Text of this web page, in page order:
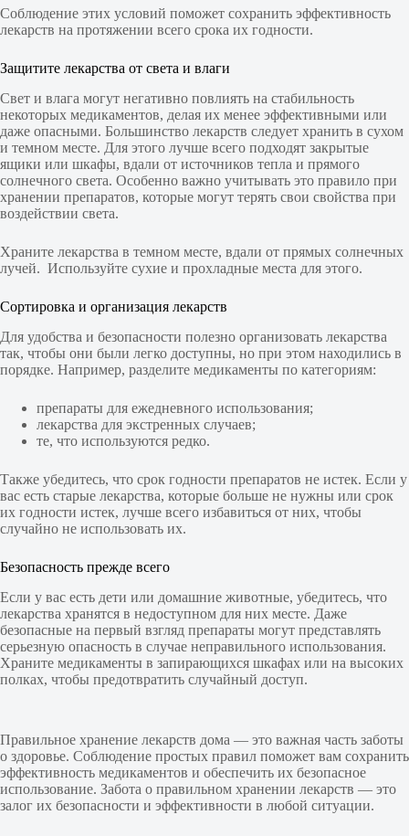
Соблюдение этих условий поможет сохранить эффективность
лекарств на протяжении всего срока их годности.
Защитите лекарства от света и влаги
Свет и влага могут негативно повлиять на стабильность
некоторых медикаментов, делая их менее эффективными или
даже опасными. Большинство лекарств следует хранить в сухом
и темном месте. Для этого лучше всего подходят закрытые
ящики или шкафы, вдали от источников тепла и прямого
солнечного света. Особенно важно учитывать это правило при
хранении препаратов, которые могут терять свои свойства при
воздействии света.
Храните лекарства в темном месте, вдали от прямых солнечных
лучей. Используйте сухие и прохладные места для этого.
Сортировка и организация лекарств
Для удобства и безопасности полезно организовать лекарства
так, чтобы они были легко доступны, но при этом находились в
порядке. Например, разделите медикаменты по категориям:
препараты для ежедневного использования;
лекарства для экстренных случаев;
те, что используются редко.
Также убедитесь, что срок годности препаратов не истек. Если у
вас есть старые лекарства, которые больше не нужны или срок
их годности истек, лучше всего избавиться от них, чтобы
случайно не использовать их.
Безопасность прежде всего
Если у вас есть дети или домашние животные, убедитесь, что
лекарства хранятся в недоступном для них месте. Даже
безопасные на первый взгляд препараты могут представлять
серьезную опасность в случае неправильного использования.
Храните медикаменты в запирающихся шкафах или на высоких
полках, чтобы предотвратить случайный доступ.
Правильное хранение лекарств дома — это важная часть заботы
о здоровье. Соблюдение простых правил поможет вам сохранить
эффективность медикаментов и обеспечить их безопасное
использование. Забота о правильном хранении лекарств — это
залог их безопасности и эффективности в любой ситуации.